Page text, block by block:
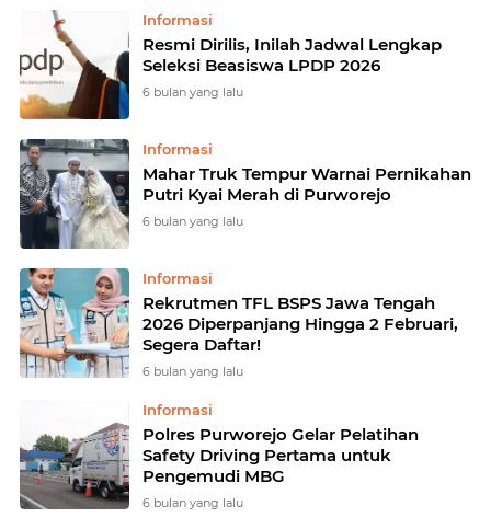
Informasi
Resmi Dirilis, Inilah Jadwal Lengkap
Seleksi Beasiswa LPDP 2026
6 bulan yang lalu
Informasi
Mahar Truk Tempur Warnai Pernikahan
Putri Kyai Merah di Purworejo
6 bulan yang lalu
Informasi
Rekrutmen TFL BSPS Jawa Tengah
2026 Diperpanjang Hingga 2 Februari,
Segera Daftar!
6 bulan yang lalu
Informasi
Polres Purworejo Gelar Pelatihan
Safety Driving Pertama untuk
Pengemudi MBG
6 bulan yang lalu